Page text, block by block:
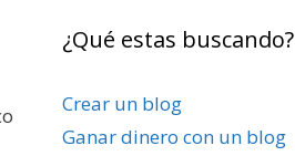
¿Qué estas buscando?
Crear un blog
Ganar dinero con un blog